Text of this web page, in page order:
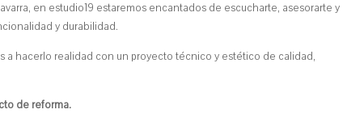
en estudio19 estaremos encantados de escucharte, asesorarte y
y durabilidad.
a hacerlo realidad con un proyecto técnico y estético de calidad,
de reforma.